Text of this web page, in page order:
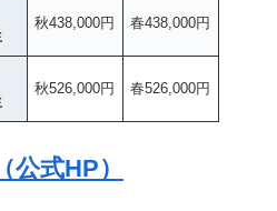
秋438,000円 春438,000円
秋526,000円 春526,000円
式HP）